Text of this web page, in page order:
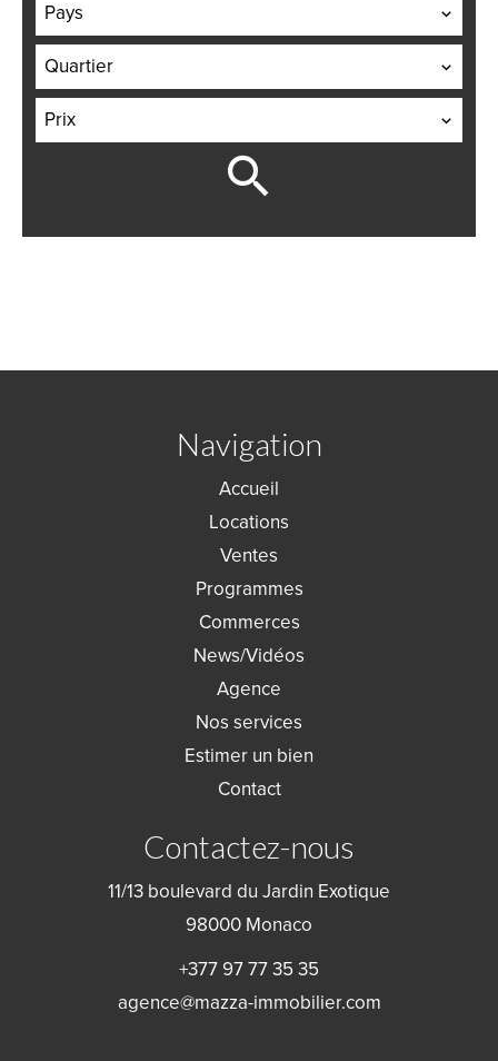
Pays
Quartier
Prix
Navigation
Accueil
Locations
Ventes
Programmes
Commerces
News/Vidéos
Agence
Nos services
Estimer un bien
Contact
Contactez-nous
11/13 boulevard du Jardin Exotique
98000 Monaco
+377 97 77 35 35
agence@mazza-immobilier.com